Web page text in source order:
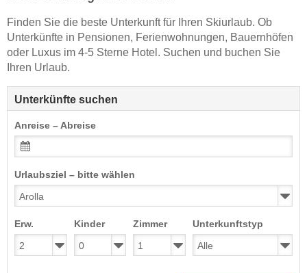
Finden Sie die beste Unterkunft für Ihren Skiurlaub. Ob
Unterkünfte in Pensionen, Ferienwohnungen, Bauernhöfen
oder Luxus im 4-5 Sterne Hotel. Suchen und buchen Sie
Ihren Urlaub.
Unterkünfte suchen
Anreise – Abreise
Urlaubsziel – bitte wählen
Erw. Kinder Zimmer Unterkunftstyp